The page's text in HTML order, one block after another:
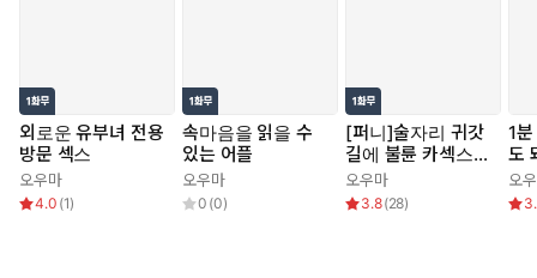
외로운 유부녀 전용
방문 섹스
오우마
4.0 (1)
속마음을 읽을 수
있는 어플
오우마
0 (0)
[퍼니]술자리 귀갓
길에 불륜 카섹스 ~
후배의 격렬한 허리
놀림에 삐걱삐걱 흔
들리는 시트!
오우마
3.8(28)
1
도
오